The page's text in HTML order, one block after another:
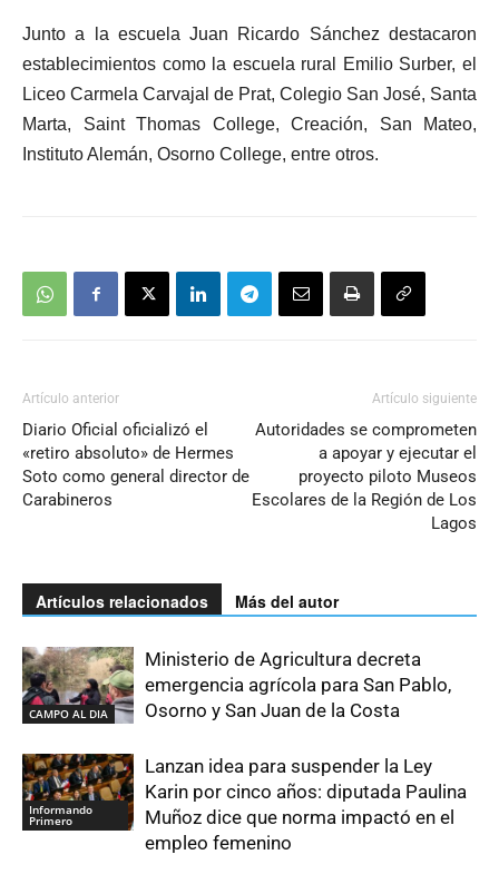
Junto a la escuela Juan Ricardo Sánchez destacaron
establecimientos como la escuela rural Emilio Surber, el
Liceo Carmela Carvajal de Prat, Colegio San José, Santa
Marta, Saint Thomas College, Creación, San Mateo,
Instituto Alemán, Osorno College, entre otros.
Artículo anterior
Diario Oficial oficializó el
«retiro absoluto» de Hermes
Soto como general director de
Carabineros
Artículo siguiente
Autoridades se comprometen
a apoyar y ejecutar el
proyecto piloto Museos
Escolares de la Región de Los
Lagos
Artículos relacionados Más del autor
CAMPO AL DIA
Ministerio de Agricultura decreta
emergencia agrícola para San Pablo,
Osorno y San Juan de la Costa
Informando
Primero
Lanzan idea para suspender la Ley
Karin por cinco años: diputada Paulina
Muñoz dice que norma impactó en el
empleo femenino